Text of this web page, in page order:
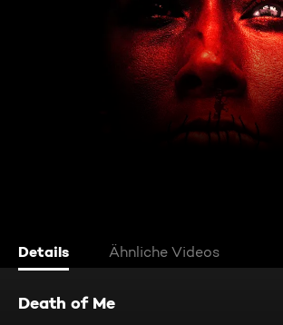
Details Ähnliche Videos
Death of Me